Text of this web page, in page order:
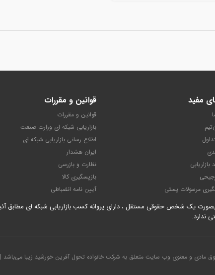
مفید
بازاریابی
مرسولات پستی
قوانین و مقررات
قوانین و مقررات
بازاریابی شبکه ای وزارت صنعت
اطلاع رسانی بازاریابی شبکه ای
ایران هشدار
نظارت و بازرسی
بازپسگیری کالا
آیین نامه انضباطی
ندارد.
مادی و معنوی وب سایت متعلق به شرکت خانواده تحول آفرین خورشید زیبا می‌باشد | ۱۴۰۴-۱۴۰۰